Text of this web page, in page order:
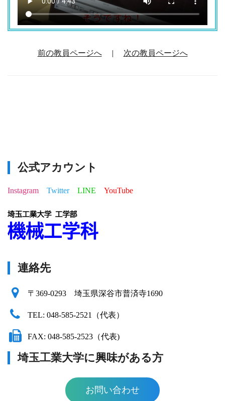
前の教員ページへ| 次の教員ページへ
公式アカウント
Instagram Twitter LINE YouTube
連絡先
〒369-0293 埼玉県深谷市普済寺1690
TEL: 048-585-2521（代表）
FAX: 048-585-2523（代表)
埼玉工業大学に興味がある方
お問い合わせ